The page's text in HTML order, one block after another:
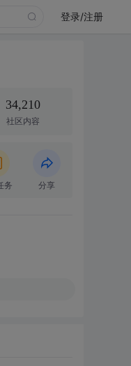
登录/注册
34,210
社区内容
务 分享